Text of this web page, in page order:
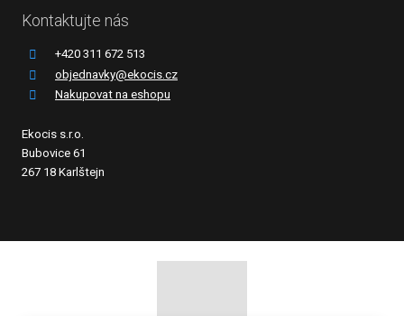
Kontaktujte nás
+420 311 672 513
objednavky@ekocis.cz
Nakupovat na eshopu
Ekocis s.r.o.
Bubovice 61
267 18 Karlštejn